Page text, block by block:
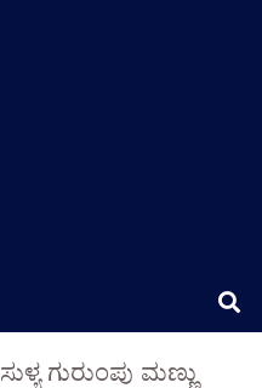
ಸುಳ್ಯ ಗುರುಂಪು ಮಣ್ಣು